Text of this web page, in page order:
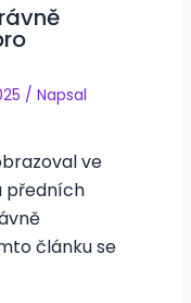
/ Napsal
ve
předních
článku se